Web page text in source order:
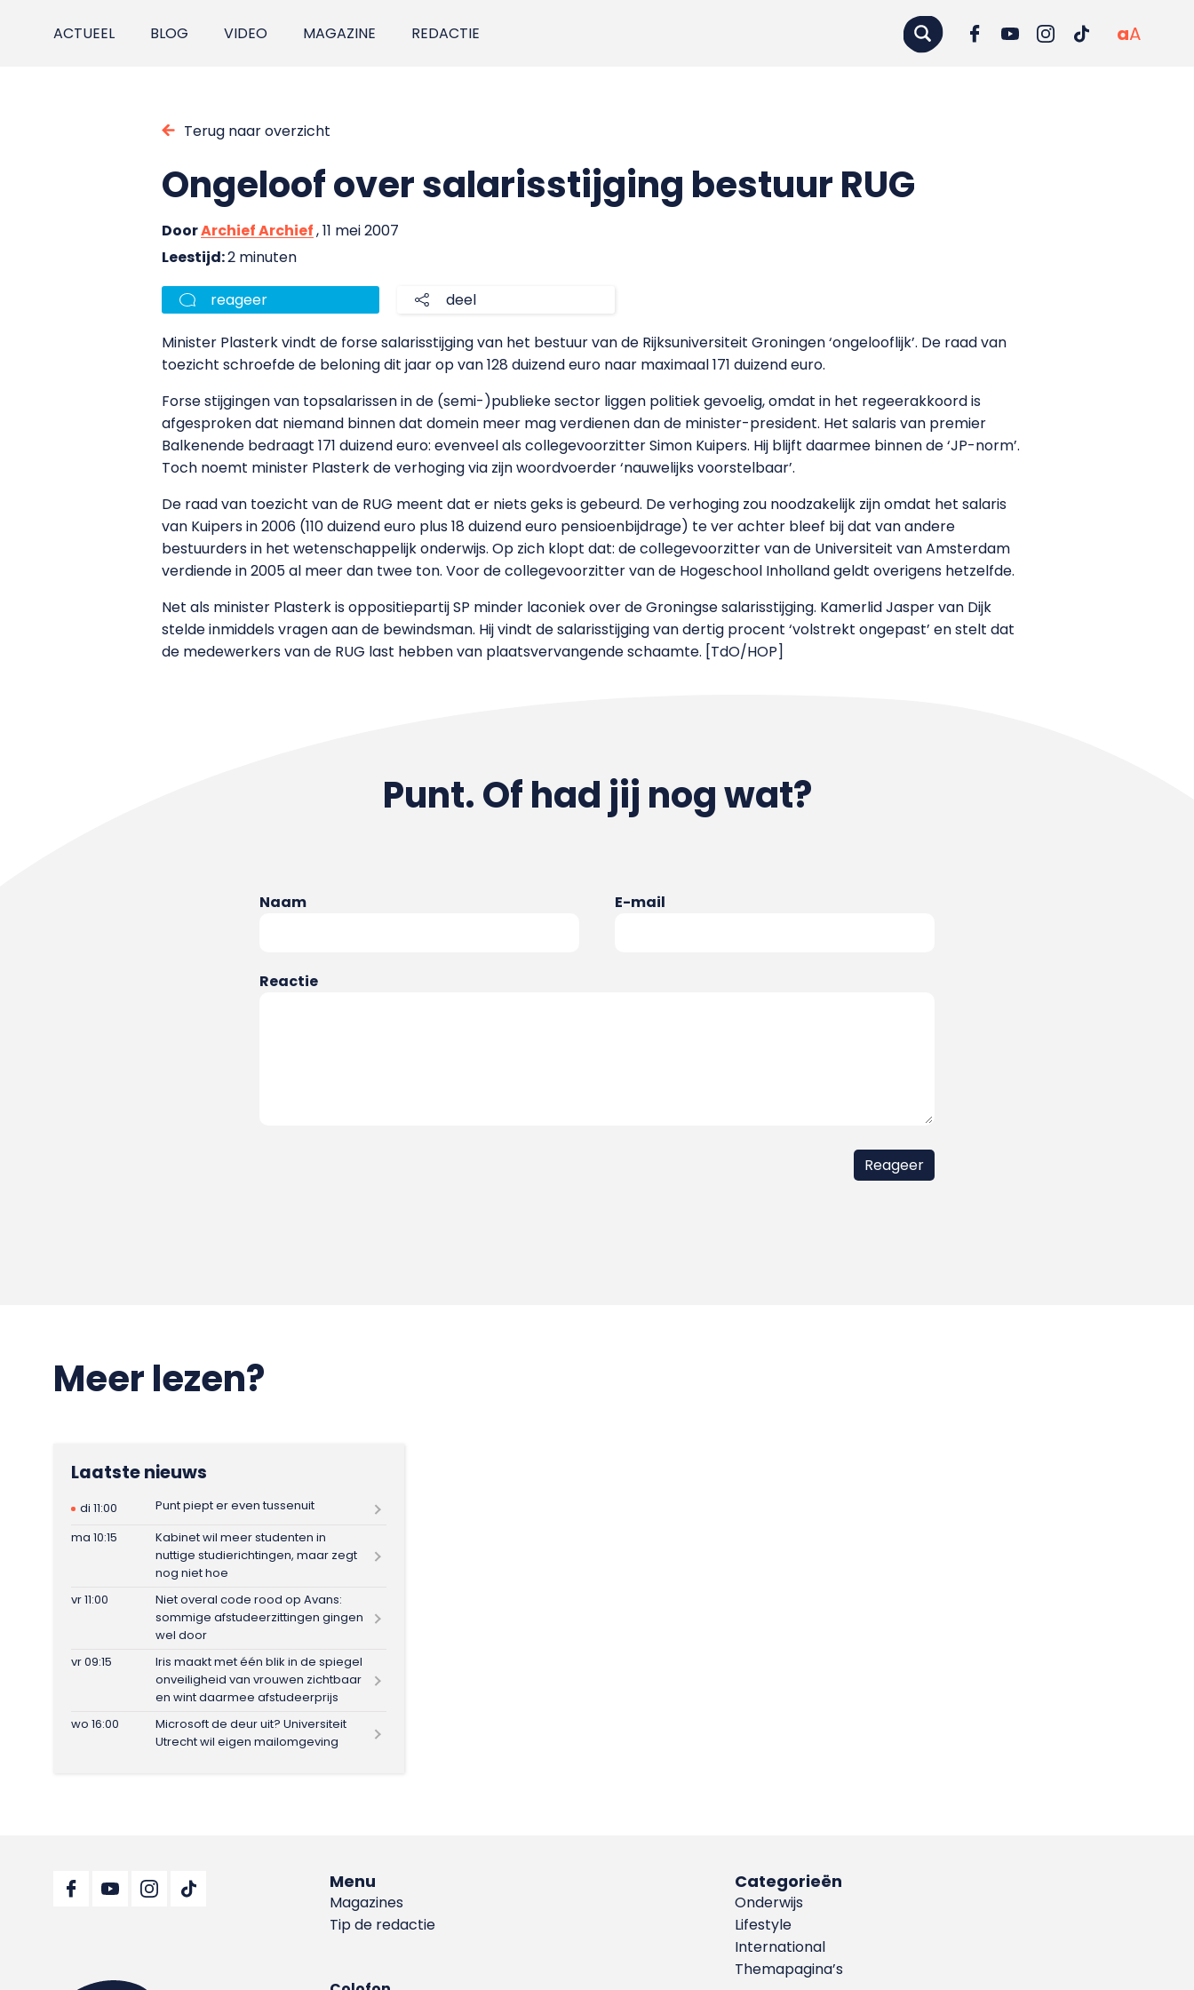
ACTUEEL BLOG VIDEO MAGAZINE REDACTIE aA
Terug naar overzicht
Ongeloof over salarisstijging bestuur RUG
DoorArchief Archief, 11 mei 2007
Leestijd:2 minuten
reageer deel
Minister Plasterk vindt de forse salarisstijging van het bestuur van de Rijksuniversiteit Groningen ‘ongelooflijk’. De raad van
toezicht schroefde de beloning dit jaar op van 128 duizend euro naar maximaal 171 duizend euro.
Forse stijgingen van topsalarissen in de (semi-)publieke sector liggen politiek gevoelig, omdat in het regeerakkoord is
afgesproken dat niemand binnen dat domein meer mag verdienen dan de minister-president. Het salaris van premier
Balkenende bedraagt 171 duizend euro: evenveel als collegevoorzitter Simon Kuipers. Hij blijft daarmee binnen de ‘JP-norm’.
Toch noemt minister Plasterk de verhoging via zijn woordvoerder ‘nauwelijks voorstelbaar’.
De raad van toezicht van de RUG meent dat er niets geks is gebeurd. De verhoging zou noodzakelijk zijn omdat het salaris
van Kuipers in 2006 (110 duizend euro plus 18 duizend euro pensioenbijdrage) te ver achter bleef bij dat van andere
bestuurders in het wetenschappelijk onderwijs. Op zich klopt dat: de collegevoorzitter van de Universiteit van Amsterdam
verdiende in 2005 al meer dan twee ton. Voor de collegevoorzitter van de Hogeschool Inholland geldt overigens hetzelfde.
Net als minister Plasterk is oppositiepartij SP minder laconiek over de Groningse salarisstijging. Kamerlid Jasper van Dijk
stelde inmiddels vragen aan de bewindsman. Hij vindt de salarisstijging van dertig procent ‘volstrekt ongepast’ en stelt dat
de medewerkers van de RUG last hebben van plaatsvervangende schaamte. [TdO/HOP]
Punt. Of had jij nog wat?
Naam E-mail
Reactie
Meer lezen?
Laatste nieuws
di 11:00
Punt piept er even tussenuit
ma 10:15
Kabinet wil meer studenten in
nuttige studierichtingen, maar zegt
nog niet hoe
vr 11:00
Niet overal code rood op Avans:
sommige afstudeerzittingen gingen
wel door
vr 09:15
Iris maakt met één blik in de spiegel
onveiligheid van vrouwen zichtbaar
en wint daarmee afstudeerprijs
wo 16:00
Microsoft de deur uit? Universiteit
Utrecht wil eigen mailomgeving
Menu
Magazines
Tip de redactie
Categorieën
Onderwijs
Lifestyle
International
Themapagina’s